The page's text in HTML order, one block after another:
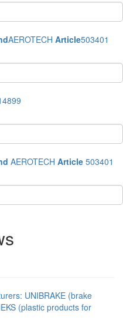
AEROTECH Article503401
AEROTECH Article 503401
UNIBRAKE (brake
(plastic products for